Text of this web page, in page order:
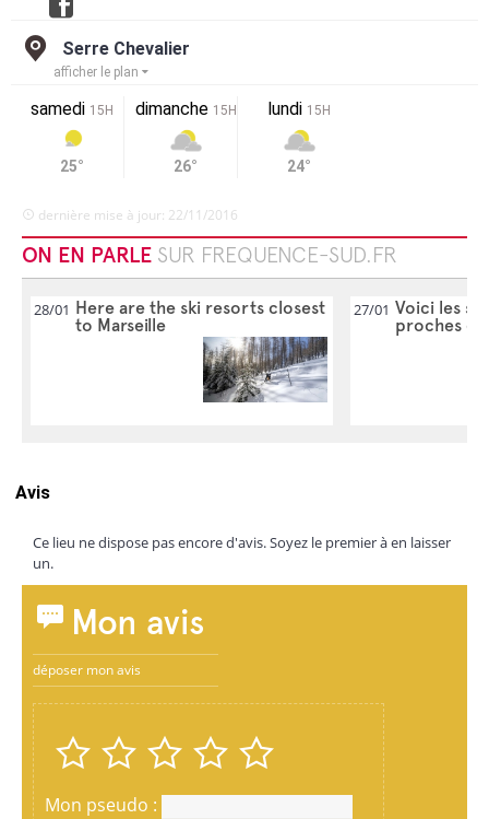
Serre Chevalier
afficher le plan
samedi 15H
25°
dimanche 15H
26°
lundi 15H
24°
dernière mise à jour: 22/11/2016
ON EN PARLE SUR FREQUENCE-SUD.FR
28/01 Here are the ski resorts closest
to Marseille
27/01 Voici les
proches de
Avis
Ce lieu ne dispose pas encore d'avis. Soyez le premier à en laisser
un.
Mon avis
déposer mon avis
Mon pseudo :